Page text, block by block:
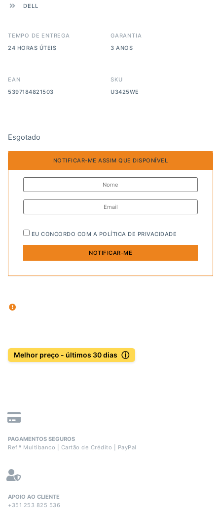
DELL
TEMPO DE ENTREGA
24 HORAS ÚTEIS
GARANTIA
3 ANOS
EAN
5397184821503
SKU
U3425WE
Esgotado
NOTIFICAR-ME ASSIM QUE DISPONÍVEL
EU CONCORDO COM A POLÍTICA DE PRIVACIDADE
Melhor preço - últimos 30 dias ⓘ
PAGAMENTOS SEGUROS
Ref.ª Multibanco | Cartão de Crédito | PayPal
APOIO AO CLIENTE
+351 253 825 536